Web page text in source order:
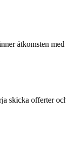
åtkomsten
skicka offerter